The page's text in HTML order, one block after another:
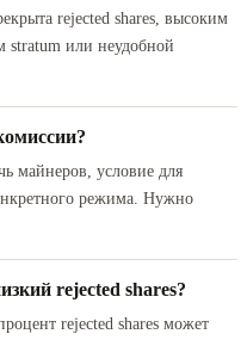
rejected shares, высоким
или неудобной
майнеров, условие для
режима. Нужно
rejected shares?
rejected shares может